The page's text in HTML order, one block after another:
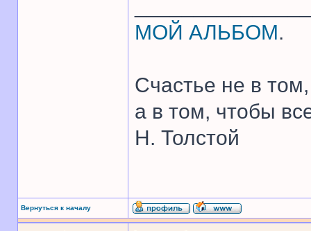
МОЙ АЛЬБОМ.
Счастье не в
а в том, чтобы
Н. Толстой
Вернуться к началу